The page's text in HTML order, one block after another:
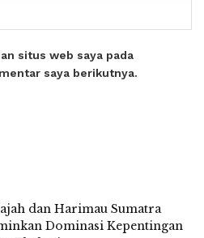
situs web saya pada
saya berikutnya.
dan Harimau Sumatra
Dominasi Kepentingan